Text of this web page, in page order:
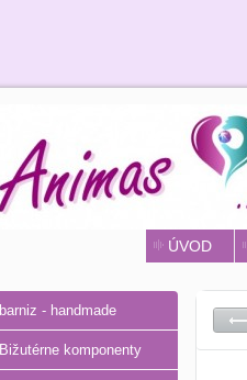
ÚVOD
barniz - handmade
Bižutérne komponenty